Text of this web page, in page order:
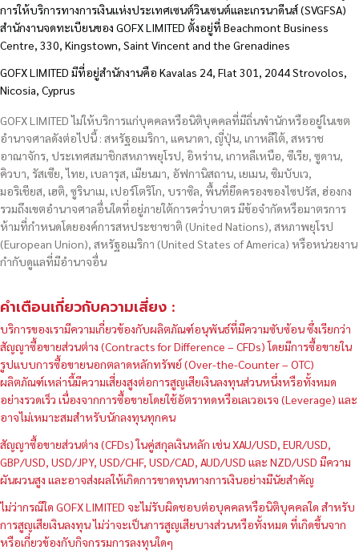
การให้บริการทางการเงินแห่งประเทศเซนต์วินเซนต์และเกรนาดีนส์ (SVGFSA)
สำนักงานจดทะเบียนของ GOFX LIMITED ตั้งอยู่ที่ Beachmont Business
Centre, 330, Kingstown, Saint Vincent and the Grenadines
GOFX LIMITED มีที่อยู่สำนักงานคือ Kavalas 24, Flat 301, 2044 Strovolos,
Nicosia, Cyprus
GOFX LIMITED ไม่ให้บริการแก่บุคคลหรือนิติบุคคลที่มีถิ่นพำนักหรืออยู่ในเขต
อำนาจศาลดังต่อไปนี้ : สหรัฐอเมริกา, แคนาดา, ญี่ปุ่น, เกาหลีใต้, สหราช
อาณาจักร, ประเทศสมาชิกสหภาพยุโรป, อิหร่าน, เกาหลีเหนือ, ซีเรีย, ซูดาน,
คิวบา, รัสเซีย, ไทย, เบลารุส, เมียนมา, อัฟกานิสถาน, เยเมน, ซิมบับเว,
มอริเชียส, เฮติ, ซูรินาเม, เปอร์โตริโก, บราซิล, พื้นที่ยึดครองของไซปรัส, ฮ่องกง
รวมถึงเขตอำนาจศาลอื่นใดที่อยู่ภายใต้การคว่ำบาตร มีข้อจำกัดหรือมาตรการ
ห้ามที่กำหนดโดยองค์การสหประชาชาติ (United Nations), สหภาพยุโรป
(European Union), สหรัฐอเมริกา (United States of America) หรือหน่วยงาน
กำกับดูแลที่มีอำนาจอื่น
คำเตือนเกี่ยวกับความเสี่ยง :
บริการของเรามีความเกี่ยวข้องกับผลิตภัณฑ์อนุพันธ์ที่มีความซับซ้อน ซึ่งเรียกว่า
สัญญาซื้อขายส่วนต่าง (Contracts for Difference – CFDs) โดยมีการซื้อขายใน
รูปแบบการซื้อขายนอกตลาดหลักทรัพย์ (Over-the-Counter – OTC)
ผลิตภัณฑ์เหล่านี้มีความเสี่ยงสูงต่อการสูญเสียเงินลงทุนส่วนหนึ่งหรือทั้งหมด
อย่างรวดเร็ว เนื่องจากการซื้อขายโดยใช้อัตราทดหรือเลเวอเรจ (Leverage) และ
อาจไม่เหมาะสมสำหรับนักลงทุนทุกคน
สัญญาซื้อขายส่วนต่าง (CFDs) ในคู่สกุลเงินหลัก เช่น XAU/USD, EUR/USD,
GBP/USD, USD/JPY, USD/CHF, USD/CAD, AUD/USD และ NZD/USD มีความ
ผันผวนสูง และอาจส่งผลให้เกิดการขาดทุนทางการเงินอย่างมีนัยสำคัญ
ไม่ว่ากรณีใด GOFX LIMITED จะไม่รับผิดชอบต่อบุคคลหรือนิติบุคคลใด สำหรับ
การสูญเสียเงินลงทุน ไม่ว่าจะเป็นการสูญเสียบางส่วนหรือทั้งหมด ที่เกิดขึ้นจาก
หรือเกี่ยวข้องกับกิจกรรมการลงทุนใดๆ